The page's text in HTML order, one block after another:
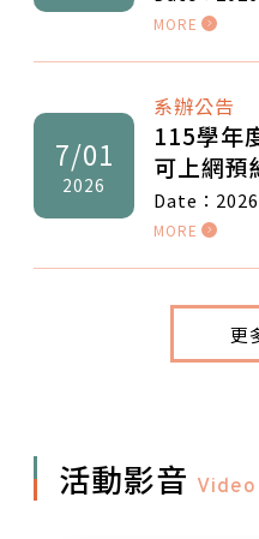
MORE
7/01
2026
系辦公告
115學年
可上網預
Date：
MORE
更
活動影音 Video